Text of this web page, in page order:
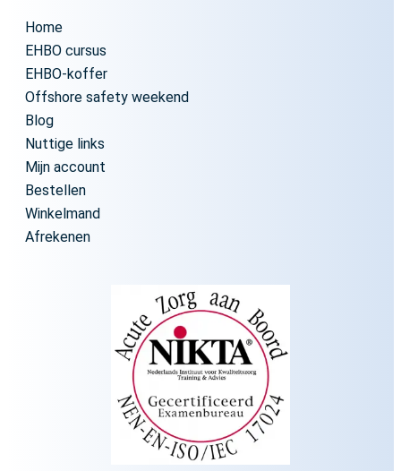
Home
EHBO cursus
EHBO-koffer
Offshore safety weekend
Blog
Nuttige links
Mijn account
Bestellen
Winkelmand
Afrekenen